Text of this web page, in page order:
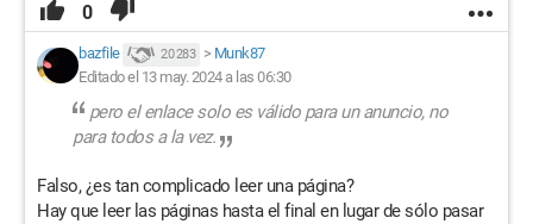
0
bazfile 20 283 > Munk87
Editado el 13 may. 2024 a las 06:30
pero el enlace solo es válido para un anuncio, no
para todos a la vez.
Falso, ¿es tan complicado leer una página?
Hay que leer las páginas hasta el final en lugar de sólo pasar